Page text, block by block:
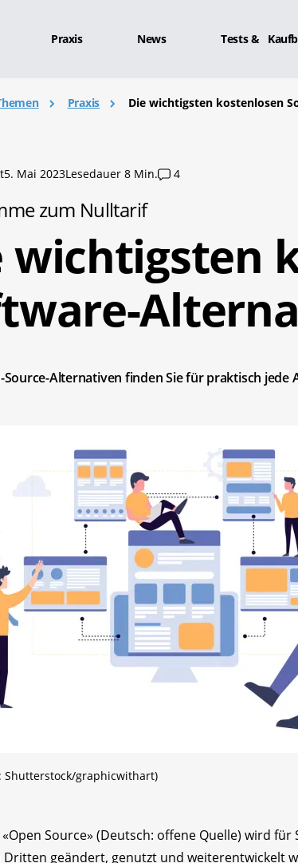
Praxis News Tests &
Praxis Die wichtigsten kostenlosen
5. Mai 2023Lesedauer 8 Min. 4
zum Nulltarif
wichtigsten
Source-Alternativen finden Sie für praktisch jede
Shutterstock/graphicwithart)
Source» (Deutsch: offene Quelle) wird
Dritten geändert, genutzt und weiterentwickelt